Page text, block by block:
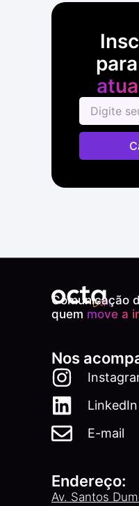
Comunicação
quem move a
Nos
LinkedIn
E-mail
Endereço:
Av. Santos